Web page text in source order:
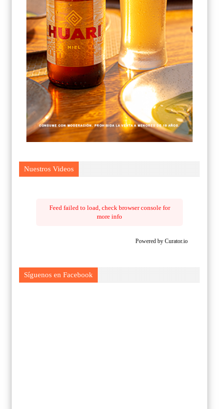
Nuestros Videos
Feed failed to load, check browser console for
more info
Powered by Curator.io
Síguenos en Facebook